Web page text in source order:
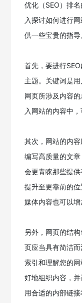
优化（SEO）排
入探讨如何进行
供一些宝贵的指导
首先，要进行
主题。关键词是
网页所涉及内容
入网站的内容中
其次，网站的内
编写高质量的文
会更青睐那些提
提升至更靠前的
媒体内容也可以增
另外，网页的结
页应当具有简洁
索引和理解您的
好地组织内容，
用合适的内部链